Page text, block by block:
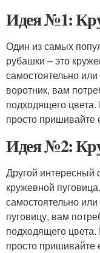
Идея №1:
Один из самых
рубашки – это
самостоятельно
воротник, вам
подходящего
просто пришивайте
Идея №2:
Другой интересный
кружевной
самостоятельно
пуговицу, вам
подходящего
просто пришивайте